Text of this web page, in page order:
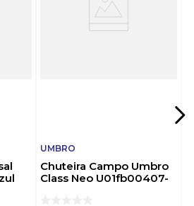
UMBRO
Chuteira Campo Umbro
Class Neo U01fb00407-